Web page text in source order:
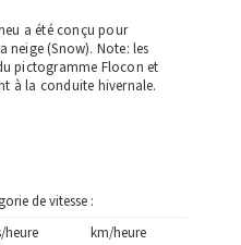
a été conçu pour
neige (Snow). Note: les
pictogramme Flocon et
à la conduite hivernale.
de vitesse :
heure
km/heure